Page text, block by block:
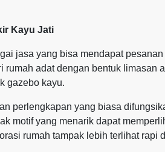
Kayu Jati
jasa yang bisa mendapat
rumah adat dengan bentuk limasan
gazebo kayu.
perlengkapan yang biasa
motif yang menarik dapat
rumah tampak lebih terlihat rapi